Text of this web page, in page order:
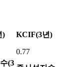
) KCIF(3년)
0.77
(3